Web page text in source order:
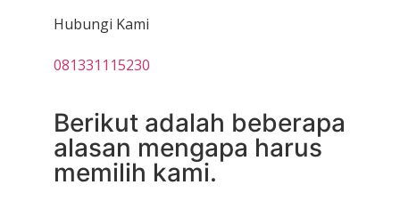
Hubungi Kami
081331115230
Berikut adalah beberapa
alasan mengapa harus
memilih kami.